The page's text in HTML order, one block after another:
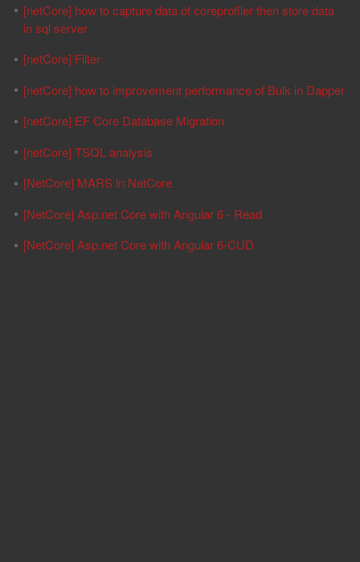
[netCore] how to capture data of coreprofiler then store data
in sql server
[netCore] Filter
[netCore] how to improvement performance of Bulk in Dapper
[netCore] EF Core Database Migration
[netCore] TSQL analysis
[NetCore] MARS in NetCore
[NetCore] Asp.net Core with Angular 6 - Read
[NetCore] Asp.net Core with Angular 6-CUD